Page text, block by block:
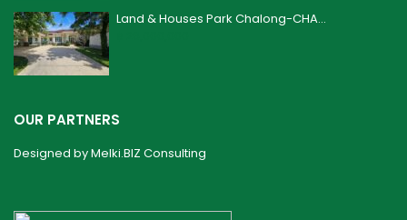
Land & Houses Park Chalong-CHA...
OUR PARTNERS
Designed byMelki.BIZ Consulting